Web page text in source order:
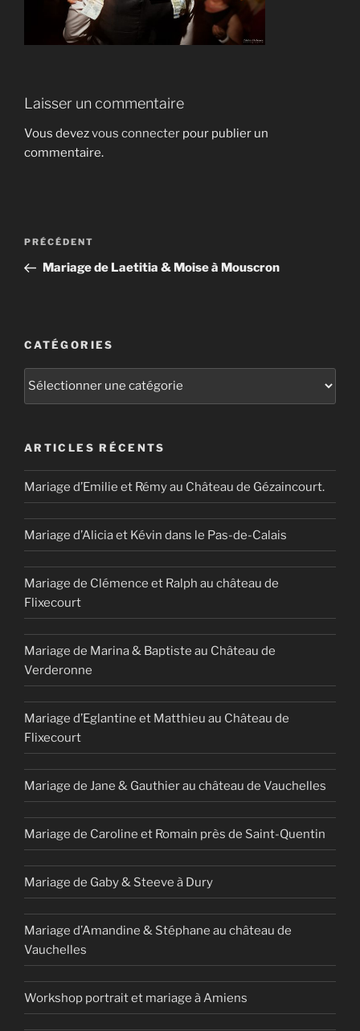
Laisser un commentaire
Vous devezvous connecter pour publier un
commentaire.
Navigation
l’article
Article
précédent
PRÉCÉDENT
Mariage de Laetitia & Moise à Mouscron
CATÉGORIES
Catégories
ARTICLES RÉCENTS
Mariage d’Emilie et Rémy au Château de Gézaincourt.
Mariage d’Alicia et Kévin dans le Pas-de-Calais
Mariage de Clémence et Ralph au château de
Flixecourt
Mariage de Marina & Baptiste au Château de
Verderonne
Mariage d’Eglantine et Matthieu au Château de
Flixecourt
Mariage de Jane & Gauthier au château de Vauchelles
Mariage de Caroline et Romain près de Saint-Quentin
Mariage de Gaby & Steeve à Dury
Mariage d’Amandine & Stéphane au château de
Vauchelles
Workshop portrait et mariage à Amiens